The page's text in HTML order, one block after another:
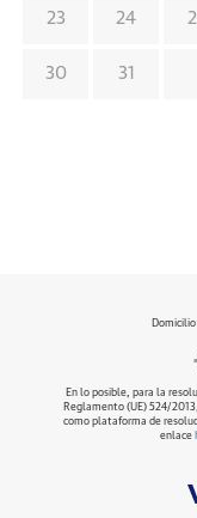
23 24
30 31
En lo posible, para la
Reglamento (UE) 524/
como plataforma de
enlace